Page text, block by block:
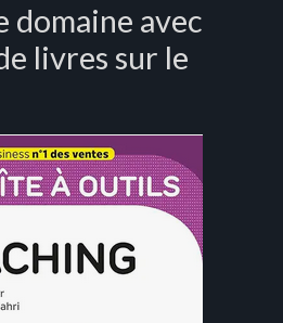
domaine avec
livres sur le